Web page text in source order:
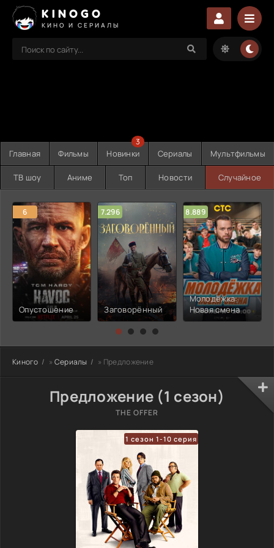
KINOGO
КИНО И СЕРИАЛЫ
Главная Фильмы Новинки
3
Сериалы Мультфильмы
ТВ шоу Аниме Топ Новости Случайное
6
Опустошение
7.296
Заговорённый
8.889
Молодёжка:
Новая смена
Киного » Сериалы » Предложение
Предложение (1 сезон)
THE OFFER
1 сезон 1-10 серия